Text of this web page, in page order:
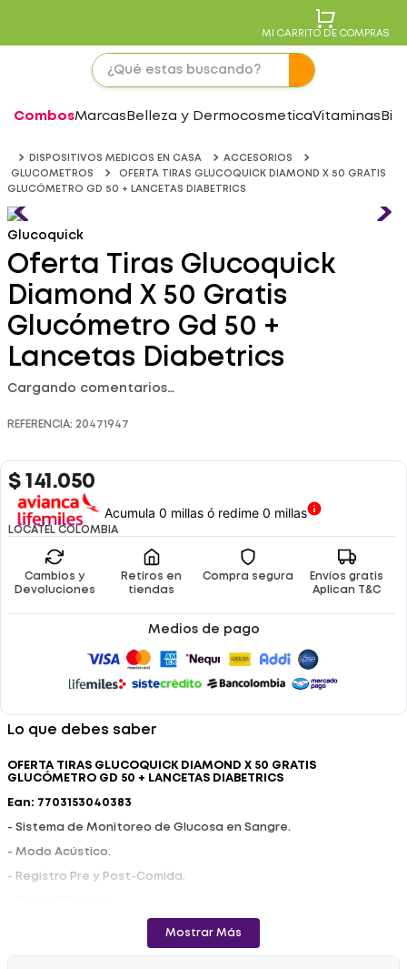
MI CARRITO DE COMPRAS
CombosMarcas Belleza y DermocosmeticaVitaminas
DISPOSITIVOS MEDICOS EN CASA
ACCESORIOS
GLUCOMETROS
OFERTA TIRAS GLUCOQUICK DIAMOND X 50 GRATIS
GLUCÓMETRO GD 50 + LANCETAS DIABETRICS
Glucoquick
Oferta Tiras Glucoquick
Diamond X 50 Gratis
Glucómetro Gd 50 +
Lancetas Diabetrics
Cargando comentarios…
REFERENCIA: 20471947
$ 141 .050
Acumula 0 millas ó redime 0 millas
LOCATEL COLOMBIA
Cambios y
Devoluciones
Retiros en
tiendas
Compra segura
Envíos gratis
Aplican T&C
Medios de pago
Lo que debes saber
OFERTA TIRAS GLUCOQUICK DIAMOND X 50 GRATIS
GLUCÓMETRO GD 50 + LANCETAS DIABETRICS
Ean: 7703153040383
- Sistema de Monitoreo de Glucosa en Sangre.
- Modo Acústico.
- Registro Pre y Post-Comida.
- 4 configuraciones de alarma.
Mostrar Más